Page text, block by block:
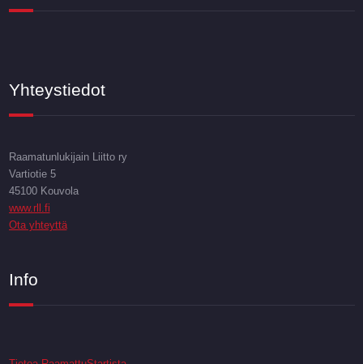
Yhteystiedot
Raamatunlukijain Liitto ry
Vartiotie 5
45100 Kouvola
www.rll.fi
Ota yhteyttä
Info